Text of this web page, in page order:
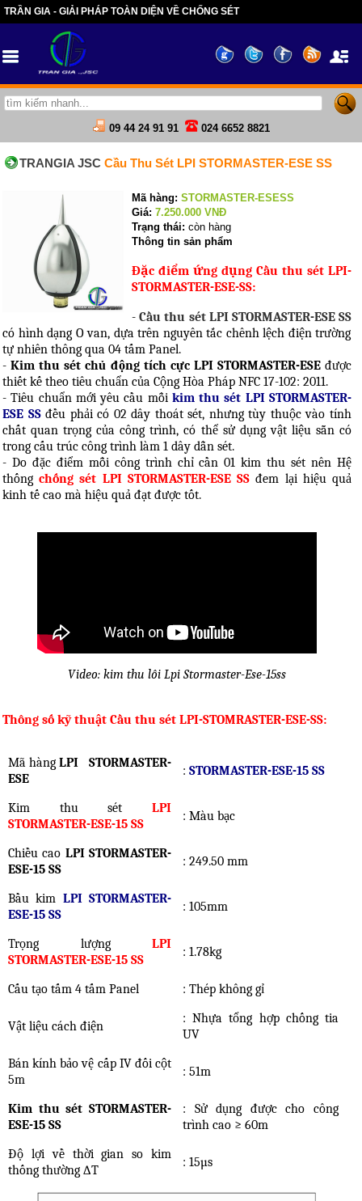
TRẦN GIA - GIẢI PHÁP TOÀN DIỆN VỀ CHỐNG SÉT
09 44 24 91 91 024 6652 8821
TRANGIA JSC Cầu Thu Sét LPI STORMASTER-ESE SS
Mã hàng: STORMASTER-ESESS
Giá: 7.250.000 VNĐ
Trạng thái: còn hàng
Thông tin sản phẩm
Đặc điểm ứng dụng Cầu thu sét LPI-
STORMASTER-ESE-SS:
-Cầu thu sét LPI STORMASTER-ESE SS
có hình dạng O van, dựa trên nguyên tắc chênh lệch điện trường
tự nhiên thông qua 04 tấm Panel.
-Kim thu sét chủ động tích cực LPI STORMASTER-ESEđược
thiết kế theo tiêu chuẩn của Cộng Hòa Pháp NFC 17-102: 2011.
- Tiêu chuẩn mới yêu cầu mỗi kim thu sét LPI STORMASTER-
ESE SSđều phải có 02 dây thoát sét, nhưng tùy thuộc vào tính
chất quan trọng của công trình, có thể sử dụng vật liệu sẵn có
trong cấu trúc công trình làm 1 dây dẫn sét.
- Do đặc điểm mỗi công trình chỉ cần 01 kim thu sét nên Hệ
thốngchống sét LPI STORMASTER-ESE SS đem lại hiệu quả
kinh tế cao mà hiệu quả đạt được tốt.
Video: kim thu lôi Lpi Stormaster-Ese-15ss
Thông số kỹ thuật Cầu thu sét LPI-STOMRASTER-ESE-SS:
Mã hàngLPI STORMASTER-
ESE
:STORMASTER-ESE-15 SS
Kim thu sét LPI
STORMASTER-ESE-15 SS
: Màu bạc
Chiều cao LPI STORMASTER-
ESE-15 SS
: 249.50 mm
Bầu kim LPI STORMASTER-
ESE-15 SS
: 105mm
Trọng lượng LPI
STORMASTER-ESE-15 SS
: 1.78kg
Cấu tạo tấm 4 tấm Panel : Thép không gỉ
Vật liệu cách điện
: Nhựa tổng hợp chống tia
UV
Bán kính bảo vệ cấp IV đối cột
5m
: 51m
Kim thu sét STORMASTER-
ESE-15 SS
: Sử dụng được cho công
trình cao ≥ 60m
Độ lợi về thời gian so kim
thống thường ∆T
: 15µs